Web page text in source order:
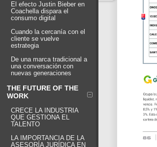
El efecto Justin Bieber en
Coachella dispara el
consumo digital
Cuando la cercanía con el
cliente se vuelve
estrategia
De una marca tradicional a
una conversación con
nuevas generaciones
THE FUTURE OF THE
WORK
CRECE LA INDUSTRIA
QUE GESTIONA EL
TALENTO
LA IMPORTANCIA DE LA
ASESORÍA JURÍDICA EN